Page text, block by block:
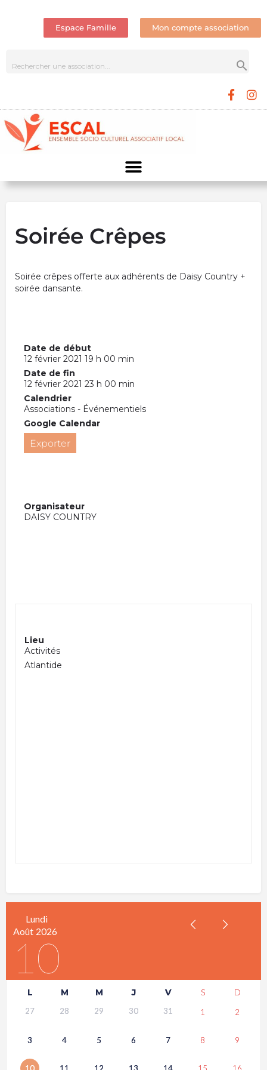
Espace Famille Mon compte association
Soirée Crêpes
Soirée crêpes offerte aux adhérents de Daisy Country +
soirée dansante.
Date de début
12 février 2021 19 h 00 min
Date de fin
12 février 2021 23 h 00 min
Calendrier
Associations - Événementiels
Google Calendar
Exporter
Organisateur
DAISY COUNTRY
Lieu
Activités
Atlantide
Lundi
Août 2026
10
L M M J V S D
27 28 29 30 31 1 2
3 4 5 6 7 8 9